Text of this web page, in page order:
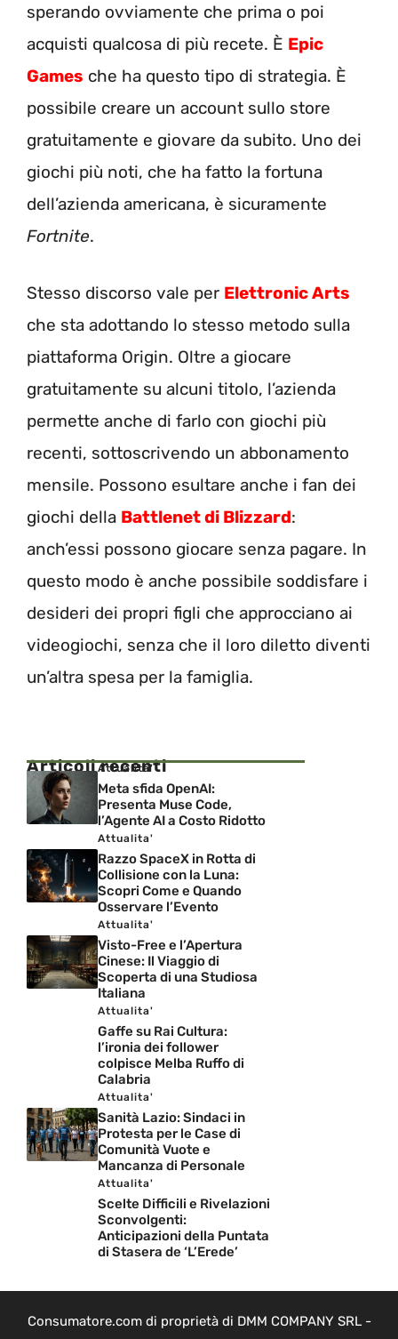
sperando ovviamente che prima o poi
acquisti qualcosa di più recete. È Epic
Games che ha questo tipo di strategia. È
possibile creare un account sullo store
gratuitamente e giovare da subito. Uno dei
giochi più noti, che ha fatto la fortuna
dell’azienda americana, è sicuramente
Fortnite.
Stesso discorso vale per Elettronic Arts
che sta adottando lo stesso metodo sulla
piattaforma Origin. Oltre a giocare
gratuitamente su alcuni titolo, l’azienda
permette anche di farlo con giochi più
recenti, sottoscrivendo un abbonamento
mensile. Possono esultare anche i fan dei
giochi della Battlenet di Blizzard:
anch’essi possono giocare senza pagare. In
questo modo è anche possibile soddisfare i
desideri dei propri figli che approcciano ai
videogiochi, senza che il loro diletto diventi
un’altra spesa per la famiglia.
Articoli recenti
Attualita'
Meta sfida OpenAI:
Presenta Muse Code,
l’Agente AI a Costo Ridotto
Attualita'
Razzo SpaceX in Rotta di
Collisione con la Luna:
Scopri Come e Quando
Osservare l’Evento
Attualita'
Visto-Free e l’Apertura
Cinese: Il Viaggio di
Scoperta di una Studiosa
Italiana
Attualita'
Gaffe su Rai Cultura:
l’ironia dei follower
colpisce Melba Ruffo di
Calabria
Attualita'
Sanità Lazio: Sindaci in
Protesta per le Case di
Comunità Vuote e
Mancanza di Personale
Attualita'
Scelte Difficili e Rivelazioni
Sconvolgenti:
Anticipazioni della Puntata
di Stasera de ‘L’Erede’
Consumatore.com di proprietà di DMM COMPANY SRL -